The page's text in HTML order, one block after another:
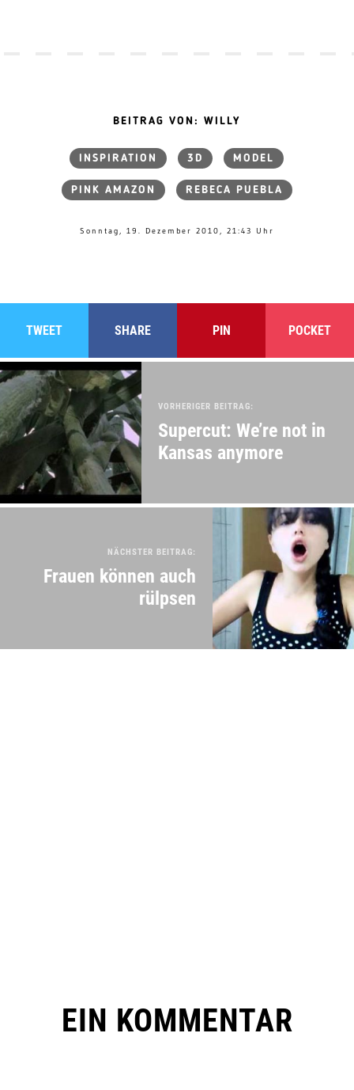
BEITRAG VON: WILLY
INSPIRATION 3D MODEL
PINK AMAZON REBECA PUEBLA
Sonntag, 19. Dezember 2010, 21:43 Uhr
TWEET SHARE PIN POCKET
VORHERIGER BEITRAG:
Supercut: We’re not in
Kansas anymore
NÄCHSTER BEITRAG:
Frauen können auch
rülpsen
EIN KOMMENTAR